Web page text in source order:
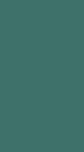
Daten, die
eine natürliche
um
Verhalten,
oder